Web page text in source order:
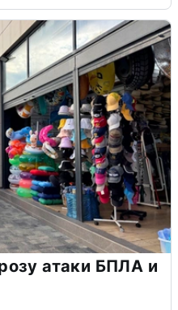
атаки БПЛА и